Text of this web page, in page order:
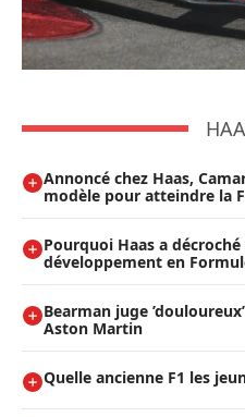
Annoncé chez Haas,
modèle pour atteindre la
Pourquoi Haas a
développement en
Bearman juge
Aston Martin
Quelle ancienne F1 les